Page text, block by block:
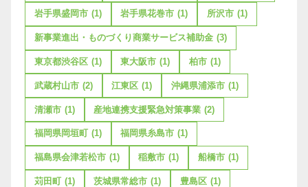
岩手県盛岡市 (1) 岩手県花巻市 (1) 所沢市 (1)
新事業進出・ものづくり商業サービス補助金 (3)
東京都渋谷区 (1) 東大阪市 (1) 柏市 (1)
武蔵村山市 (2) 江東区 (1) 沖縄県浦添市 (1)
清瀬市 (1) 産地連携支援緊急対策事業 (2)
福岡県岡垣町 (1) 福岡県糸島市 (1)
福島県会津若松市 (1) 稲敷市 (1) 船橋市 (1)
苅田町 (1) 茨城県常総市 (1) 豊島区 (1)